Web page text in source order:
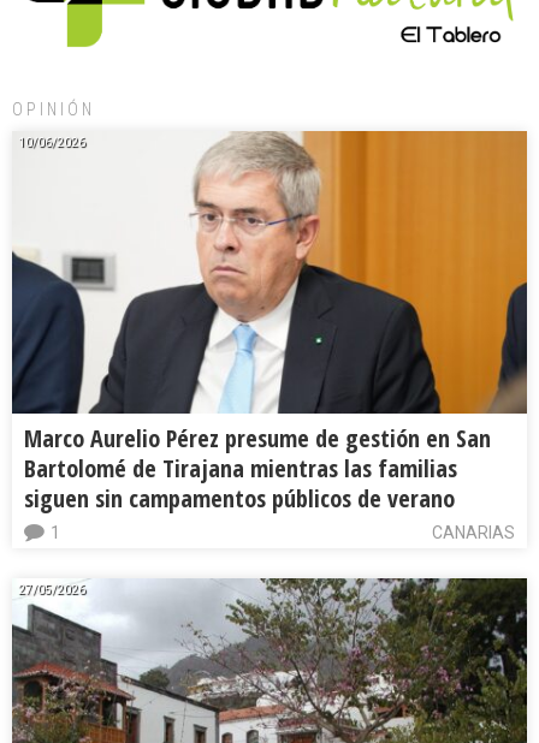
OPINIÓN
10/06/2026
Marco Aurelio Pérez presume de gestión en San
Bartolomé de Tirajana mientras las familias
siguen sin campamentos públicos de verano
CANARIAS
1
27/05/2026